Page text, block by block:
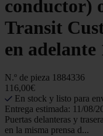
conductor)
Transit
en adelante
N.º de pieza 1884336
116,00€
En stock y listo para
Entrega estimada: 11/08/
Puertas delanteras y
en la misma prensa d...